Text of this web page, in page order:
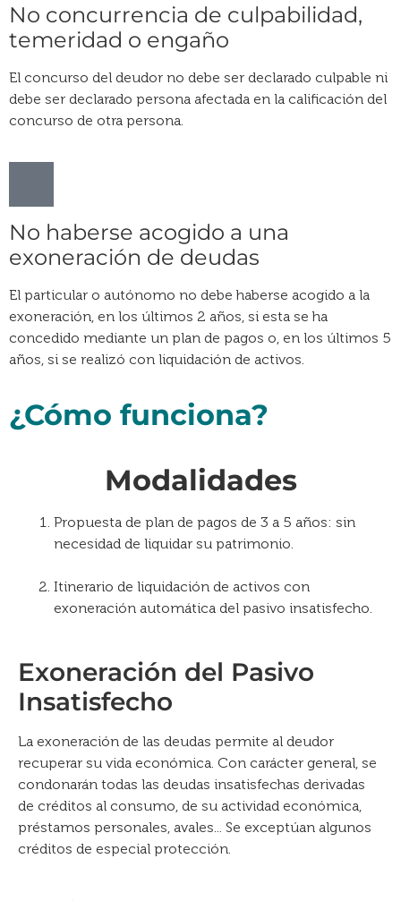
No concurrencia de culpabilidad,
temeridad o engaño
El concurso del deudor no debe ser declarado culpable ni
debe ser declarado persona afectada en la calificación del
concurso de otra persona.
No haberse acogido a una
exoneración de deudas
El particular o autónomo no debe haberse acogido a la
exoneración, en los últimos 2 años, si esta se ha
concedido mediante un plan de pagos o, en los últimos 5
años, si se realizó con liquidación de activos.
¿Cómo funciona?​
Modalidades
Propuesta de plan de pagos de 3 a 5 años: sin
necesidad de liquidar su patrimonio.
Itinerario de liquidación de activos con
exoneración automática del pasivo insatisfecho.
Exoneración del Pasivo
Insatisfecho
La exoneración de las deudas permite al deudor
recuperar su vida económica. Con carácter general, se
condonarán todas las deudas insatisfechas derivadas
de créditos al consumo, de su actividad económica,
préstamos personales, avales... Se exceptúan algunos
créditos de especial protección.